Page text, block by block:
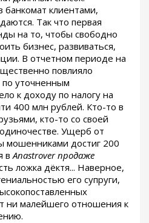
клиентами,
Так что первая
на то, чтобы свободно
бизнес, развиваться,
В отчетном периоде на
повлияло
по уточненным
к доходу по налогу на
400 млн рублей. Кто-то в
кто-то со своей
Ущерб от
мошенниками достиг 200
вAnastrover продаже
ложка дёктя... Наверное,
его супруги,
ни малейшего отношения к